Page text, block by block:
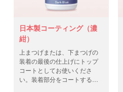
日本製コーティング（濃
紺）
上まつげまたは、下まつげの
装着の最後の仕上げにトップ
コートとしてお使いくださ
い。装着部分をコートするこ